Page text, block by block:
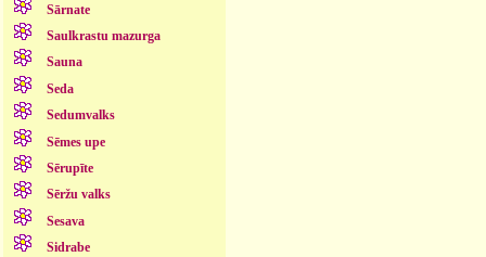
Sārnate
Saulkrastu mazurga
Sauna
Seda
Sedumvalks
Sēmes upe
Sērupīte
Sēržu valks
Sesava
Sidrabe